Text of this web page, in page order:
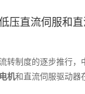
压直流伺服和
转制度的逐步推行
机和直流伺服驱动器